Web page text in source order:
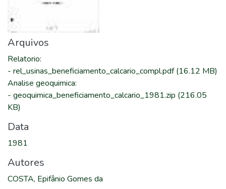
Arquivos
Relatorio:
- rel_usinas_beneficiamento_calcario_compl.pdf(16.12 MB)
Analise geoquimica:
- geoquimica_beneficiamento_calcario_1981.zip (216.05
KB)
Data
1981
Autores
COSTA, Epifânio Gomes da